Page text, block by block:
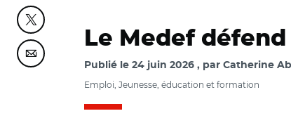
Partager cette page sur Twitter
Partager cette page sur Courriel
Le Medef
Publié le 24 juin 2026 par Catherine
Emploi, Jeunesse, éducation et formation